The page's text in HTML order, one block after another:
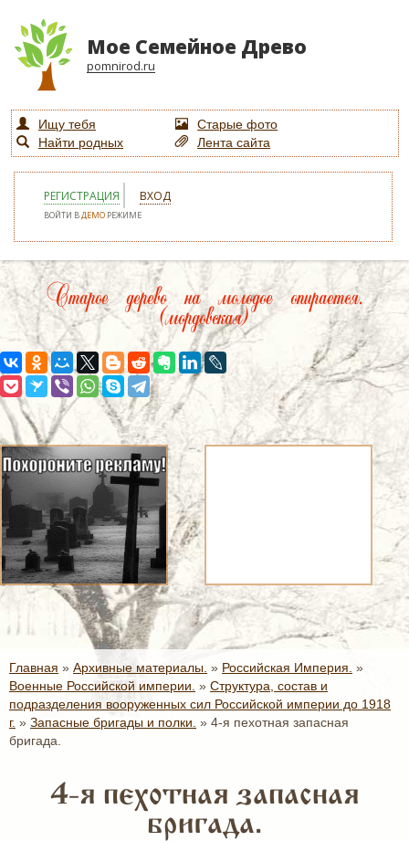
Мое Семейное Древо
pomnirod.ru
Ищу тебя
Старые фото
Найти родных
Лента сайта
РЕГИСТРАЦИЯ ВХОД
ВОЙТИ ВДЕМО РЕЖИМЕ
Старое дерево на молодое опирается.
(мордовская)
Главная » Архивные материалы. » Российская Империя. »
Военные Российской империи. » Структура, состав и
подразделения вооруженных сил Российской империи до 1918
г. » Запасные бригады и полки. » 4-я пехотная запасная
бригада.
4-я пехотная запасная
бригада.